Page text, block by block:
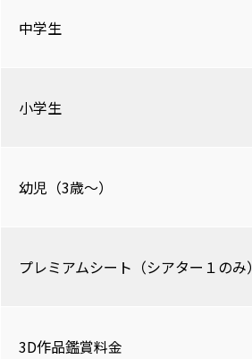
中学生
小学生
幼児（3歳～）
プレミアムシート（シアター１のみ）
3D作品鑑賞料金